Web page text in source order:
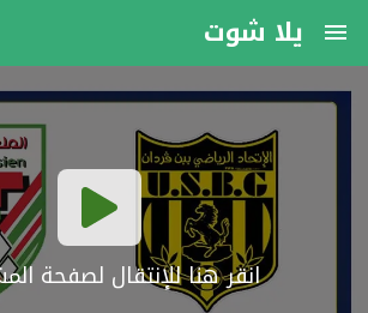
يلا شوت
انقر هنا للإنتقال لصفحة